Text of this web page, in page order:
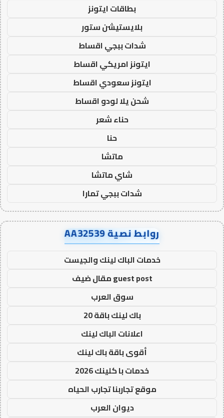
بطاقات ايتونز
بلايستيشن ستور
شدات ببجي اقساط
ايتونز امريكي اقساط
ايتونز سعودي اقساط
شحن يلا لودو اقساط
حناء شعر
حنا
ماتشا
شاي ماتشا
شدات ببجي تمارا
روابط نصية AA32539
خدمات الباك لينك والجيست
guest post مقال ضيف
سوق العرب
باك لينك باقة 20
اعلانات الباك لينك
أقوى باقة باك لينك
خدمات با كلينك 2026
موقع تجاربنا تجارب الحياه
ديوان العرب